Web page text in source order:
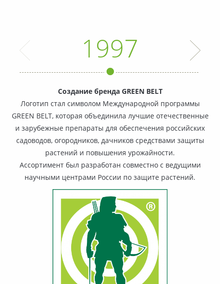
1997
Создание бренда GREEN BELT
Логотип стал символом Международной программы
GREEN BELT, которая объединила лучшие отечественные
и зарубежные препараты для обеспечения российских
садоводов, огородников, дачников средствами защиты
растений и повышения урожайности.
Ассортимент был разработан совместно с ведущими
научными центрами России по защите растений.